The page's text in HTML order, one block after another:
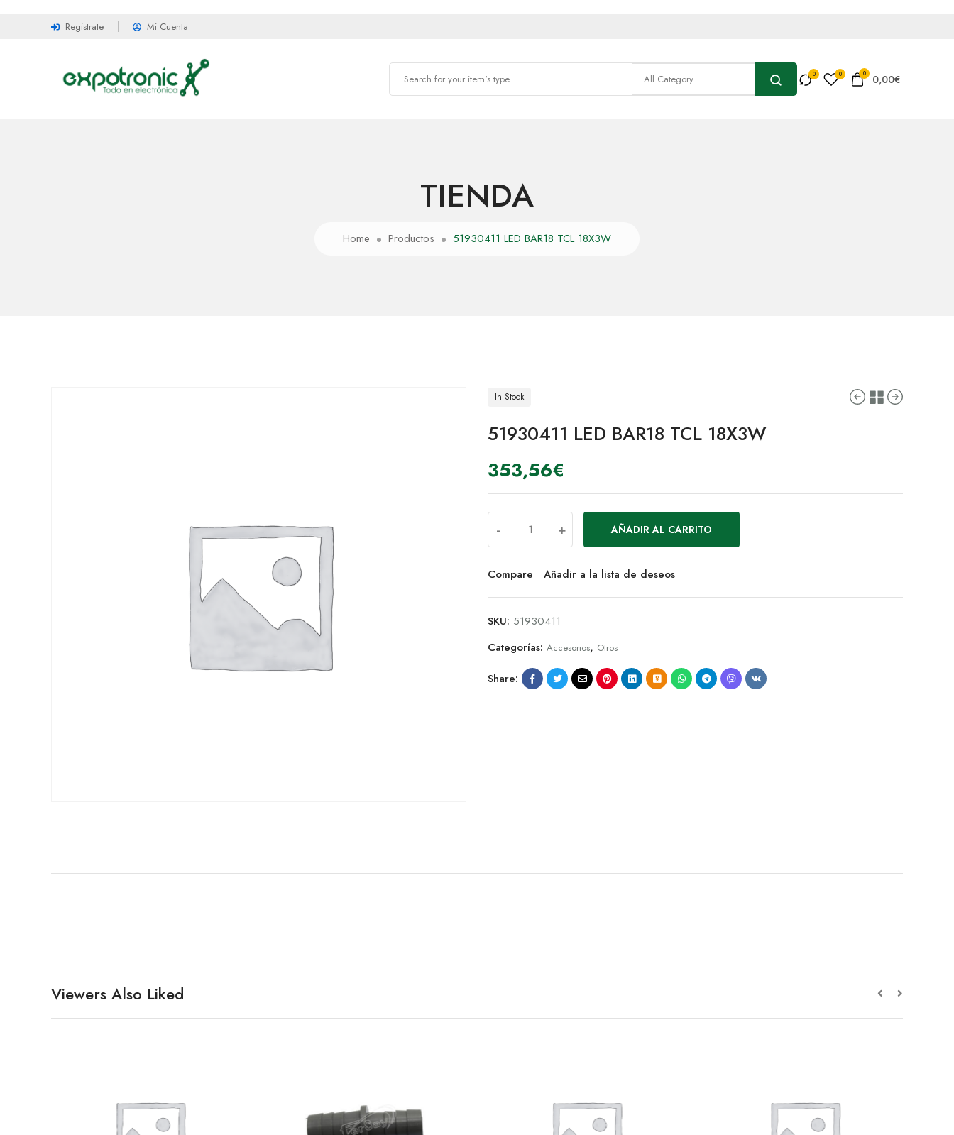
Registrate Mi Cuenta
0 0,00€
TIENDA
Home Productos 51930411 LED BAR18 TCL 18X3W
In Stock
51930411 LED BAR18 TCL 18X3W
353,56€
- + AÑADIR AL CARRITO
Compare Añadir a la lista de deseos
SKU: 51930411
Categorías: Accesorios, Otros
Share:
Viewers Also Liked